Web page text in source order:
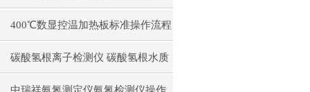
操作流程
400℃数显控温加热板标准操作流程
碳酸氢根离子检测仪 碳酸氢根水质
测定仪操作使用